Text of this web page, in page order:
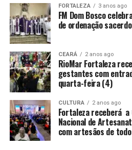
FORTALEZA 3 anos ago
FM Dom Bosco
de ordenação
CEARÁ 2 anos ago
RioMar Fortaleza
gestantes com
quarta-feira (4)
CULTURA 2 anos ago
Fortaleza receberá a
Nacional de
com artesãos de